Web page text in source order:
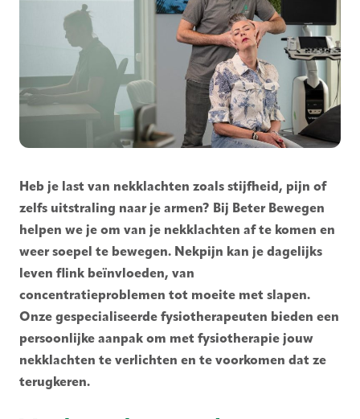
Heb je last van nekklachten zoals stijfheid, pijn of
zelfs uitstraling naar je armen? Bij Beter Bewegen
helpen we je om van je nekklachten af te komen en
weer soepel te bewegen. Nekpijn kan je dagelijks
leven flink beïnvloeden, van
concentratieproblemen tot moeite met slapen.
Onze gespecialiseerde fysiotherapeuten bieden een
persoonlijke aanpak om met fysiotherapie jouw
nekklachten te verlichten en te voorkomen dat ze
terugkeren.